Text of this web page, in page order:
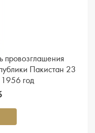
провозглашения
Пакистан 23
год